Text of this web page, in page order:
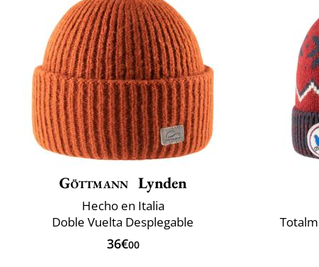
Göttmann Lynden
Hecho en Italia
Doble Vuelta Desplegable
36€00